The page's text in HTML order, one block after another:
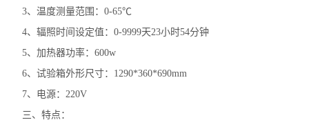
3、温度测量范围：0-65℃
4、辐照时间设定值：0-9999天23小时54分钟
5、加热器功率：600w
6、试验箱外形尺寸：1290*360*690mm
7、电源：220V
三、特点：